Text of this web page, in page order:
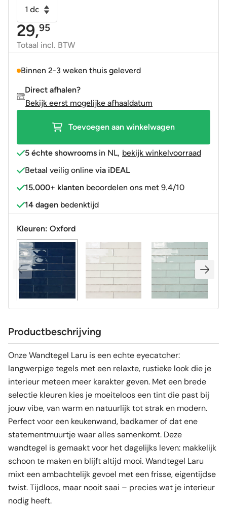
handvormlook
Laru
oxford
donker
blauw
7,5x30
cm
29,95
Totaal incl. BTW
Binnen 2-3 weken thuis geleverd
Direct afhalen?
Bekijk eerst mogelijke afhaaldatum
Toevoegen aan winkelwagen
5 échte showrooms in NL, bekijk winkelvoorraad
Betaal veilig online via iDEAL
15.000+ klanten beoordelen ons met 9.4/10
14 dagen bedenktijd
Kleuren: Oxford
Productbeschrijving
Onze Wandtegel Laru is een echte eyecatcher:
langwerpige tegels met een relaxte, rustieke look die je
interieur meteen meer karakter geven. Met een brede
selectie kleuren kies je moeiteloos een tint die past bij
jouw vibe, van warm en natuurlijk tot strak en modern.
Perfect voor een keukenwand, badkamer of dat ene
statementmuurtje waar alles samenkomt. Deze
wandtegel is gemaakt voor het dagelijks leven: makkelijk
schoon te maken en blijft altijd mooi. Wandtegel Laru
mixt een ambachtelijk gevoel met een frisse, eigentijdse
twist. Tijdloos, maar nooit saai – precies wat je interieur
nodig heeft.